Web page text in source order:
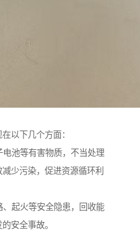
以下几个方面：
池等有害物质，不当处理
少污染，促进资源循环利
起火等安全隐患，回收能
安全事故。